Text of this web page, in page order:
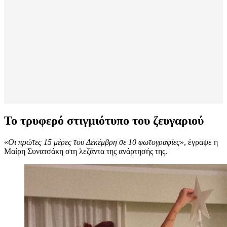
Το τρυφερό στιγμιότυπο του ζευγαριού
«Οι πρώτες 15 μέρες του Δεκέμβρη σε 10 φωτογραφίες», έγραψε η
Μαίρη Συνατσάκη στη λεζάντα της ανάρτησής της.